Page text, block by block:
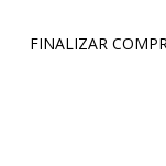
FINALIZAR